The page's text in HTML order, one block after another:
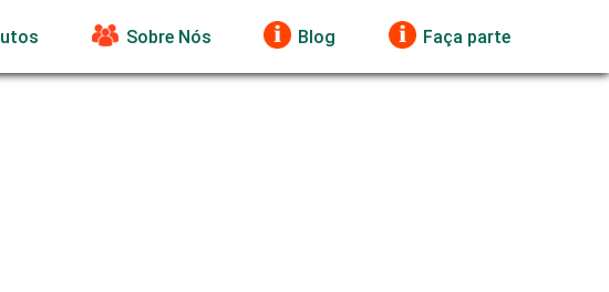
Sobre Nós Blog Faça parte